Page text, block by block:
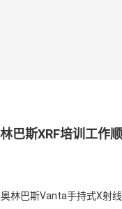
巴斯XRF培训工作
林巴斯Vanta手持式X射